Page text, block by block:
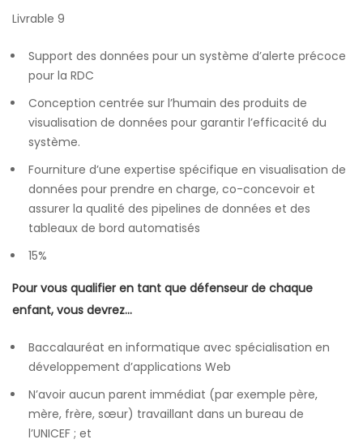
Livrable 9
Support des données pour un système d’alerte précoce
pour la RDC
Conception centrée sur l’humain des produits de
visualisation de données pour garantir l’efficacité du
système.
Fourniture d’une expertise spécifique en visualisation de
données pour prendre en charge, co-concevoir et
assurer la qualité des pipelines de données et des
tableaux de bord automatisés
15%
Pour vous qualifier en tant que défenseur de chaque
enfant, vous devrez…
Baccalauréat en informatique avec spécialisation en
développement d’applications Web
N’avoir aucun parent immédiat (par exemple père,
mère, frère, sœur) travaillant dans un bureau de
l’UNICEF ; et